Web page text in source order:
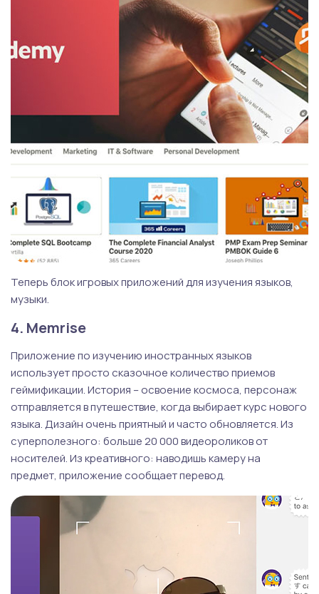
Теперь блок игровых приложений для изучения языков,
музыки.
4. Memrise
Приложение по изучению иностранных языков
использует просто сказочное количество приемов
геймификации. История – освоение космоса, персонаж
отправляется в путешествие, когда выбирает курс нового
языка. Дизайн очень приятный и часто обновляется. Из
суперполезного: больше 20 000 видеороликов от
носителей. Из креативного: наводишь камеру на
предмет, приложение сообщает перевод.